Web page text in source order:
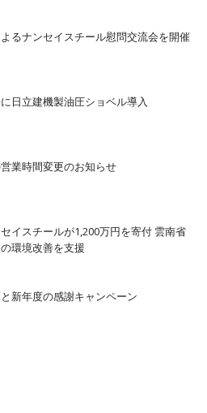
るナンセイスチール慰問交流会を開催
日立建機製油圧ショベル導入
業時間変更のお知らせ
イスチールが1,200万円を寄付 雲南省
環境改善を支援
新年度の感謝キャンペーン